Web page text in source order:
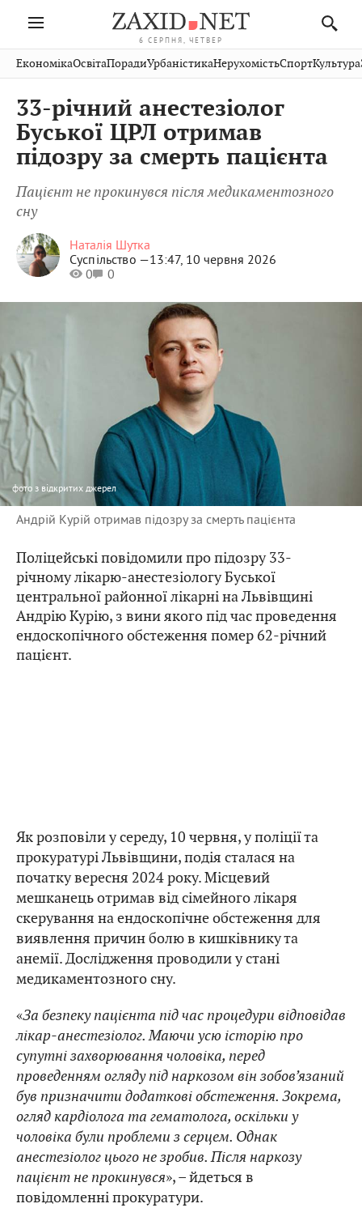
6 СЕРПНЯ, ЧЕТВЕР
Івано-
Франківськ
Тернопіль
Волинь
Закарпаття
Рівне
Чернівці
Шептицький
Стрий
Хмельницький
Вінниця
Публікації
Авто СловкоКультура
Кіно Дім СпортКраєзнавство
ФотоОсвітаНерухомість
тварини
ЕкономікаОсвітаПорадиУрбаністикаНерухомістьСпортКультура
33-річний анестезіолог
Буської ЦРЛ отримав
підозру за смерть пацієнта
Пацієнт не прокинувся після медикаментозного
сну
Наталія Шутка
Суспільство —13:47, 10 червня 2026
0
0
фото з відкритих джерел
Андрій Курій отримав підозру за смерть пацієнта
Поліцейські повідомили про підозру 33-
річному лікарю-анестезіологу Буської
центральної районної лікарні на Львівщині
Андрію Курію, з вини якого під час проведення
ендоскопічного обстеження помер 62-річний
пацієнт.
Як розповіли у середу, 10 червня, у поліції та
прокуратурі Львівщини, подія сталася на
початку вересня 2024 року. Місцевий
мешканець отримав від сімейного лікаря
скерування на ендоскопічне обстеження для
виявлення причин болю в кишківнику та
анемії. Дослідження проводили у стані
медикаментозного сну.
«За безпеку пацієнта під час процедури відповідав
лікар-анестезіолог. Маючи усю історію про
супутні захворювання чоловіка, перед
проведенням огляду під наркозом він зобов’язаний
був призначити додаткові обстеження. Зокрема,
огляд кардіолога та гематолога, оскільки у
чоловіка були проблеми з серцем. Однак
анестезіолог цього не зробив. Після наркозу
пацієнт не прокинувся», – йдеться в
повідомленні прокуратури.